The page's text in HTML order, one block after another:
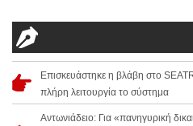
Επισκευάστηκε η βλάβη στο
πλήρη λειτουργία το σύστημα
Αντωνιάδειο: Για «πανηγυρική